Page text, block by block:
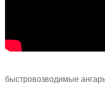
быстровозводимые